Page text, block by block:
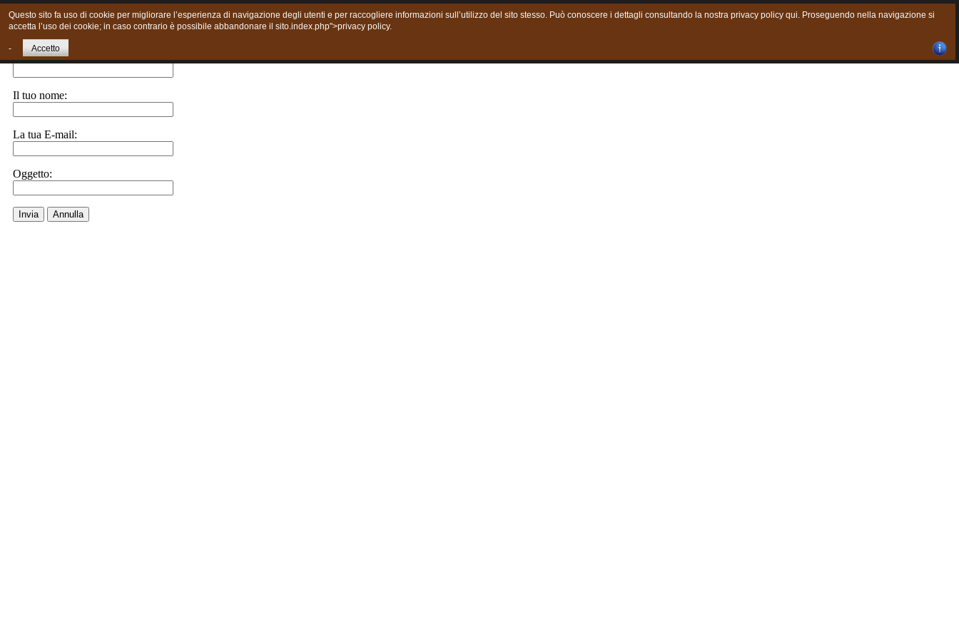
Chiudi finestra
Invia ad un amico.
E-Mail a:
Il tuo nome:
La tua E-mail:
Oggetto:
Invia Annulla
Questo sito fa uso di cookie per migliorare l’esperienza di navigazione degli utenti e per raccogliere informazioni sull’utilizzo del sito stesso. Può conoscere i dettagli consultando la nostra privacy policy qui. Proseguendo nella navigazione si
accetta l’uso dei cookie; in caso contrario è possibile abbandonare il sito.index.php">privacy policy.
- Accetto